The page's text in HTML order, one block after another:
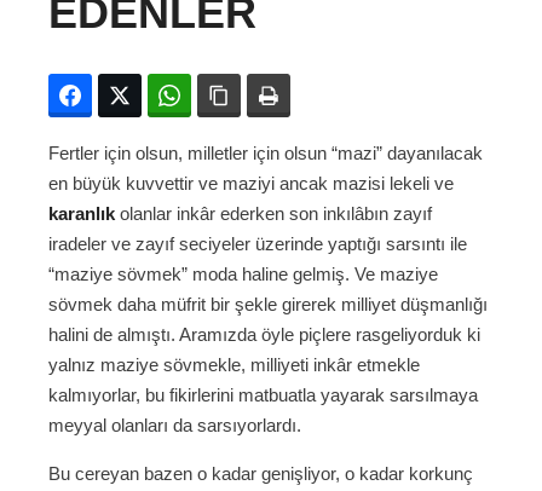
EDENLER
FacebookTwitter WhatsAppBağlanıyı kopyala
Fertler için olsun, milletler için olsun “mazi” dayanılacak
en büyük kuvvettir ve maziyi ancak mazisi lekeli ve
karanlık olanlar inkâr ederken son inkılâbın zayıf
iradeler ve zayıf seciyeler üzerinde yaptığı sarsıntı ile
“maziye sövmek” moda haline gelmiş. Ve maziye
sövmek daha müfrit bir şekle girerek milliyet düşmanlığı
halini de almıştı. Aramızda öyle piçlere rasgeliyorduk ki
yalnız maziye sövmekle, milliyeti inkâr etmekle
kalmıyorlar, bu fikirlerini matbuatla yayarak sarsılmaya
meyyal olanları da sarsıyorlardı.
Bu cereyan bazen o kadar genişliyor, o kadar korkunç